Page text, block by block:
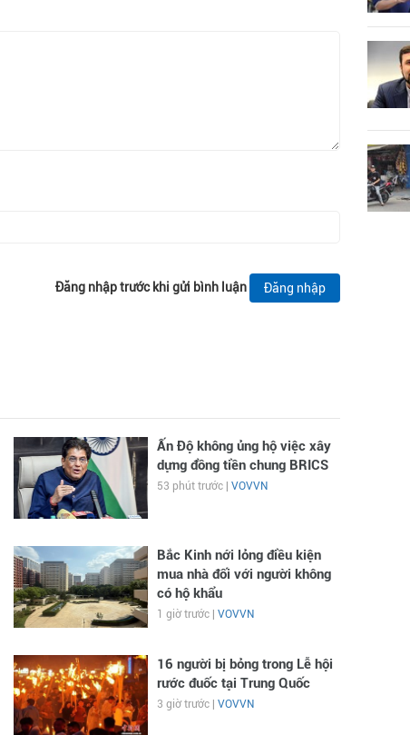
Đăng nhập trước khi gửi bình luận Đăng nhập
Ấn Độ không ủng hộ việc xây
dựng đồng tiền chung BRICS
53 phút trước | VOVVN
Bắc Kinh nới lỏng điều kiện
mua nhà đối với người không
có hộ khẩu
1 giờ trước | VOVVN
16 người bị bỏng trong Lễ hội
rước đuốc tại Trung Quốc
3 giờ trước | VOVVN